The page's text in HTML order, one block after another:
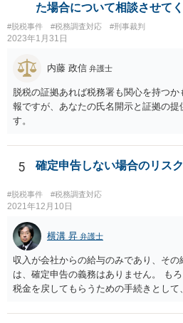
た場合について相談させてく
#脱税事件 #税務調査対応 #刑事裁判
2023年1月31日
内藤 政信 弁護士
脱税の証拠あれば税務署も関心を持つ
報ですが、あなたの氏名開示と証拠の提
す。
5 確定申告しない場合のリスク
#脱税事件 #税務調査対応
2021年12月10日
横溝 昇 弁護士
収入が会社からの給与のみであり、そ
は、確定申告の義務はありません。 も
税金を戻してもらうための手続きとし
する義務がある場合で確定申告をしな